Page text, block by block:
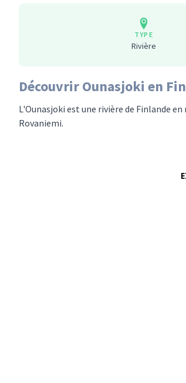
TYPE
Rivière
Découvrir Ounasjoki en
L'Ounasjoki est une rivière de Finlande
Rovaniemi.